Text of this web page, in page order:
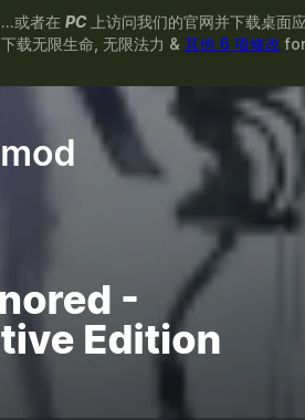
...或者在 PC上访问我们的官网并下载桌面
下载无限生命, 无限法力 & 其他 6 项修改 for